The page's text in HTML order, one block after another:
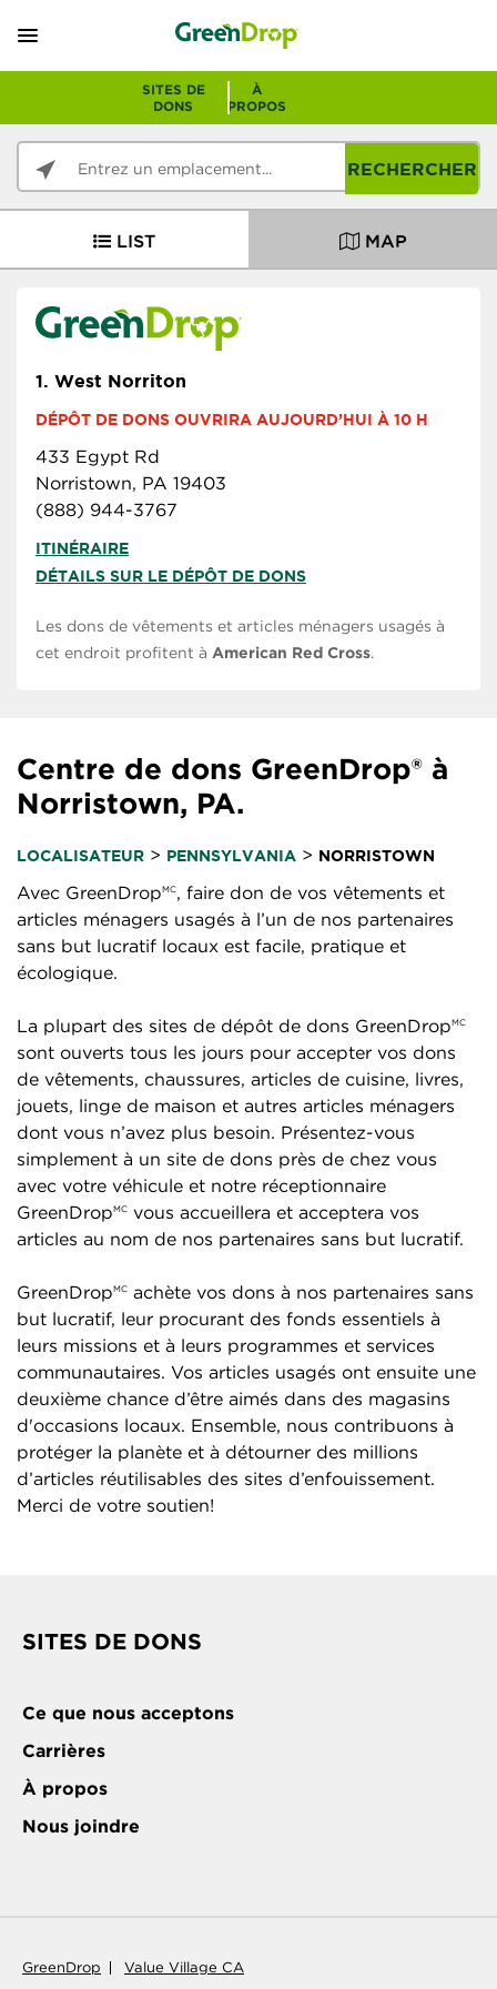
SITES DE
DONS
À
PROPOS
RECHERCHER
LIST MAP
1. West Norriton
DÉPÔT DE DONS OUVRIRA AUJOURD’HUI À 10 H
433 Egypt Rd
Norristown, PA 19403
(888) 944-3767
ITINÉRAIRE
DÉTAILS SUR LE DÉPÔT DE DONS
Les dons de vêtements et articles ménagers usagés à
cet endroit profitent à American Red Cross.
Centre de dons GreenDrop® à
Norristown, PA.
LOCALISATEUR > PENNSYLVANIA > NORRISTOWN
Avec GreenDropMC, faire don de vos vêtements et
articles ménagers usagés à l’un de nos partenaires
sans but lucratif locaux est facile, pratique et
écologique.
La plupart des sites de dépôt de dons GreenDropMC
sont ouverts tous les jours pour accepter vos dons
de vêtements, chaussures, articles de cuisine, livres,
jouets, linge de maison et autres articles ménagers
dont vous n’avez plus besoin. Présentez-vous
simplement à un site de dons près de chez vous
avec votre véhicule et notre réceptionnaire
GreenDropMC vous accueillera et acceptera vos
articles au nom de nos partenaires sans but lucratif.
GreenDropMC achète vos dons à nos partenaires sans
but lucratif, leur procurant des fonds essentiels à
leurs missions et à leurs programmes et services
communautaires. Vos articles usagés ont ensuite une
deuxième chance d’être aimés dans des magasins
d'occasions locaux. Ensemble, nous contribuons à
protéger la planète et à détourner des millions
d’articles réutilisables des sites d’enfouissement.
Merci de votre soutien!
SITES DE DONS
Ce que nous acceptons
Carrières
À propos
Nous joindre
GreenDrop Value Village CA